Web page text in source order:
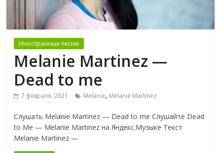
Иностранные песни
Melanie Martinez —
Dead to me
7 февраля, 2021 Melanie, Melanie Martinez
Слушать Melanie Martinez — Dead to me Слушайте Dead
to Me — Melanie Martinez на Яндекс.Музыке Текст
Melanie Martinez —